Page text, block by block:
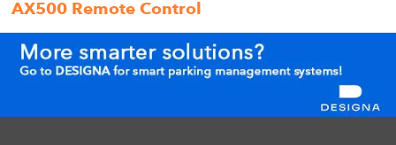
AX500 Remote Control